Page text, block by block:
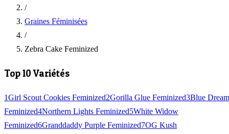
/
Graines Féminisées
/
Zebra Cake Feminized
Top 10 Variétés
1Girl Scout Cookies Feminized2Gorilla Glue Feminized3Blue Dream
Feminized4Northern Lights Feminized5White Widow
Feminized6Granddaddy Purple Feminized7OG Kush